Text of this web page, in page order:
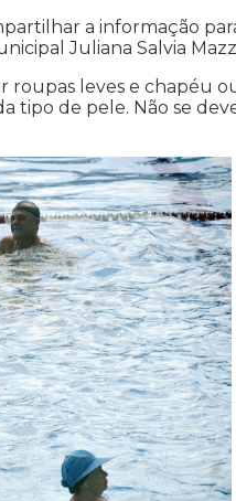
a informação
Juliana Salvia
roupas leves e chapéu
tipo de pele. Não se